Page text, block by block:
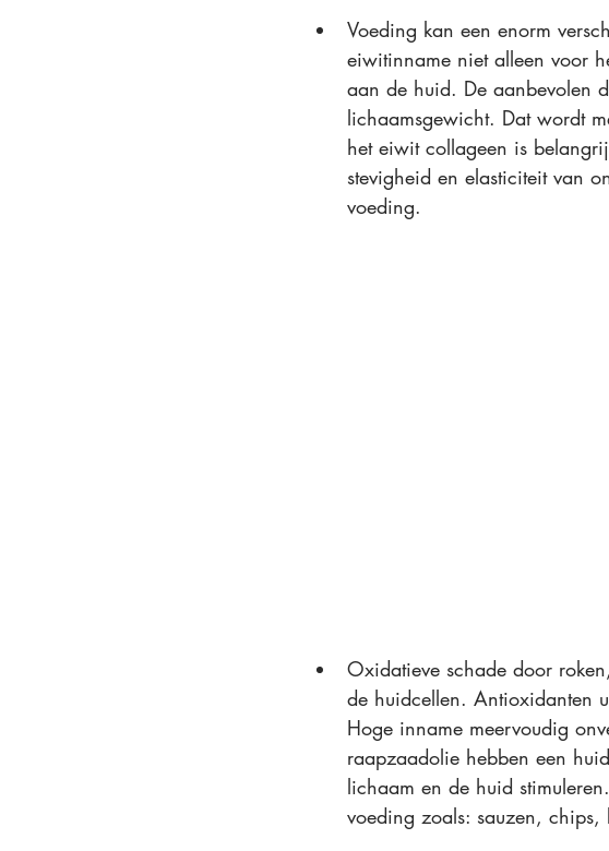
Voeding kan een enorm
eiwitinname niet alleen voor
aan de huid. De aanbevolen
lichaamsgewicht. Dat wordt
het eiwit collageen is
stevigheid en elasticiteit van
voeding.
Oxidatieve schade door
de huidcellen. Antioxidanten
Hoge inname meervoudig
raapzaadolie hebben een
lichaam en de huid
voeding zoals: sauzen,